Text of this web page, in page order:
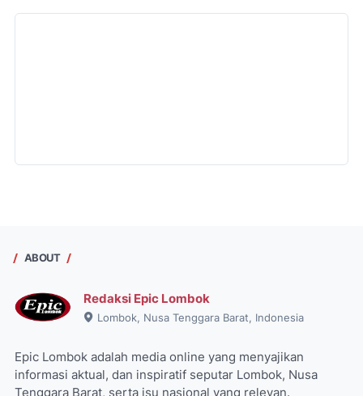
ABOUT
Redaksi Epic Lombok
Lombok, Nusa Tenggara Barat, Indonesia
Epic Lombok adalah media online yang menyajikan
informasi aktual, dan inspiratif seputar Lombok, Nusa
Tenggara Barat, serta isu nasional yang relevan.